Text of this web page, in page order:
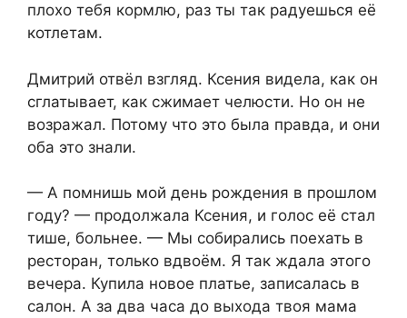
плохо тебя кормлю, раз ты так радуешься её
котлетам.
Дмитрий отвёл взгляд. Ксения видела, как он
сглатывает, как сжимает челюсти. Но он не
возражал. Потому что это была правда, и они
оба это знали.
— А помнишь мой день рождения в прошлом
году? — продолжала Ксения, и голос её стал
тише, больнее. — Мы собирались поехать в
ресторан, только вдвоём. Я так ждала этого
вечера. Купила новое платье, записалась в
салон. А за два часа до выхода твоя мама